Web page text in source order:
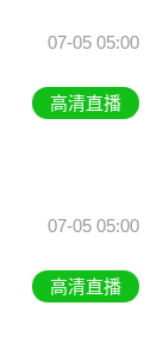
07-05 05:00
高清直播
07-05 05:00
高清直播